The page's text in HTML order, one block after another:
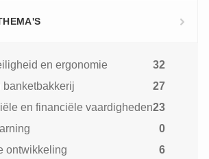
en ergonomie
32
banketbakkerij
27
en financiële vaardigheden23
0
ontwikkeling
6